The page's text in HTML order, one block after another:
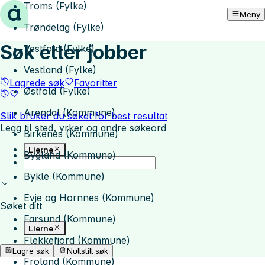
Hopp til innhold Meny
Søk etter jobber
Lagrede søk Favoritter
Slik bruker du søket for best resultat
Legg til sted, yrker og andre søkeord
Lierne
Troms (Fylke)
Trøndelag (Fylke)
Vestfold (Fylke)
Vestland (Fylke)
Østfold (Fylke)
Arendal (Kommune)
Birkenes (Kommune)
Bygland (Kommune)
Bykle (Kommune)
Evje og Hornnes (Kommune)
Farsund (Kommune)
Flekkefjord (Kommune)
Froland (Kommune)
Søket ditt
Lierne
Lagre søk Nullstill søk